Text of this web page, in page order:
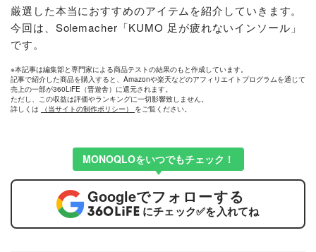
厳選した本当におすすめのアイテムを紹介していきます。
今回は、Solemacher「KUMO 足が疲れないインソール」
です。
※本記事は編集部と専門家による商品テストの結果のもと作成しています。
記事で紹介した商品を購入すると、Amazonや楽天などのアフィリエイトプログラムを通じて
売上の一部が360LiFE（晋遊舎）に還元されます。
ただし、この収益は評価やランキングに一切影響致しません。
詳しくは
（当サイトの制作ポリシー） をご覧ください。
MONOQLOをいつでもチェック！
Googleでフォローする
にチェック✅を入れてね